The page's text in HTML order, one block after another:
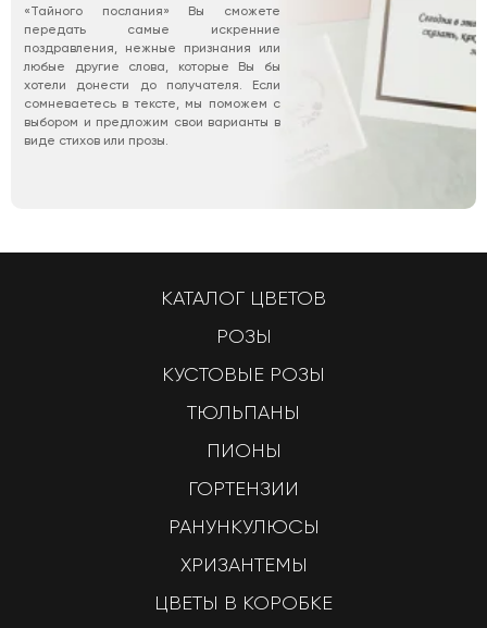
«Тайного послания» Вы сможете
передать самые искренние
поздравления, нежные признания или
любые другие слова, которые Вы бы
хотели донести до получателя. Если
сомневаетесь в тексте, мы поможем с
выбором и предложим свои варианты в
виде стихов или прозы.
КАТАЛОГ ЦВЕТОВ
РОЗЫ
КУСТОВЫЕ РОЗЫ
ТЮЛЬПАНЫ
ПИОНЫ
ГОРТЕНЗИИ
РАНУНКУЛЮСЫ
ХРИЗАНТЕМЫ
ЦВЕТЫ В КОРОБКЕ